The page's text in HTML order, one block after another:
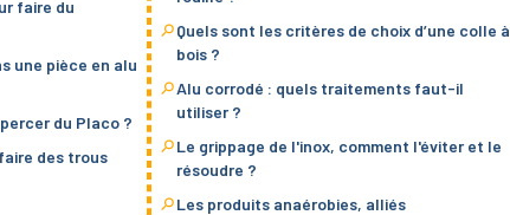
faire du
une pièce en alu
du Placo ?
des trous
Quels sont les critères de choix d’une colle à
bois ?
Alu corrodé : quels traitements faut-il
utiliser ?
Le grippage de l'inox, comment l'éviter et le
résoudre ?
Les produits anaérobies, alliés